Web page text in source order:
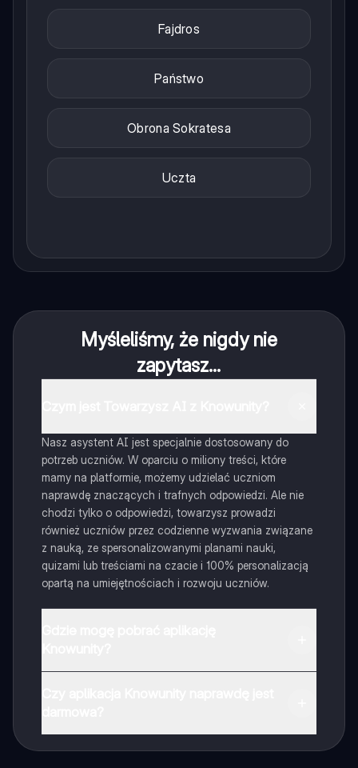
Fajdros
Państwo
Obrona Sokratesa
Uczta
Myśleliśmy, że nigdy nie
zapytasz...
Nasz asystent AI jest specjalnie dostosowany do
potrzeb uczniów. W oparciu o miliony treści, które
mamy na platformie, możemy udzielać uczniom
naprawdę znaczących i trafnych odpowiedzi. Ale nie
chodzi tylko o odpowiedzi, towarzysz prowadzi
również uczniów przez codzienne wyzwania związane
z nauką, ze spersonalizowanymi planami nauki,
quizami lub treściami na czacie i 100% personalizacją
opartą na umiejętnościach i rozwoju uczniów.